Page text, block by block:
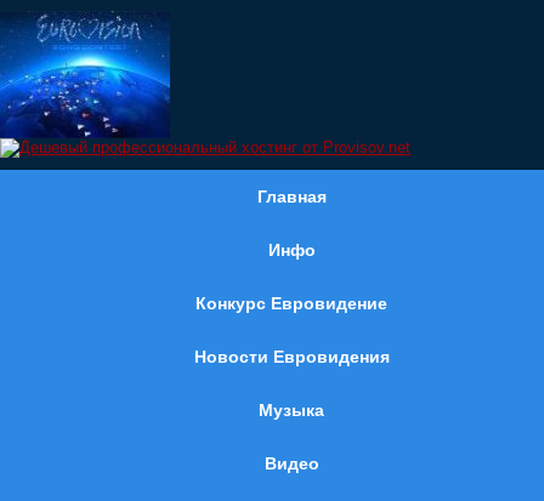
Главная
Инфо
Конкурс Евровидение
Новости Евровидения
Музыка
Видео